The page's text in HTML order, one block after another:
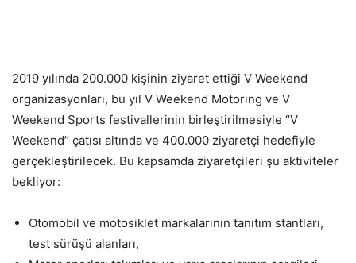
2019 yılında 200.000 kişinin ziyaret ettiği V Weekend
organizasyonları, bu yıl V Weekend Motoring ve V
Weekend Sports festivallerinin birleştirilmesiyle ‘’V
Weekend’’ çatısı altında ve 400.000 ziyaretçi hedefiyle
gerçekleştirilecek. Bu kapsamda ziyaretçileri şu aktiviteler
bekliyor:
Otomobil ve motosiklet markalarının tanıtım stantları,
test sürüşü alanları,